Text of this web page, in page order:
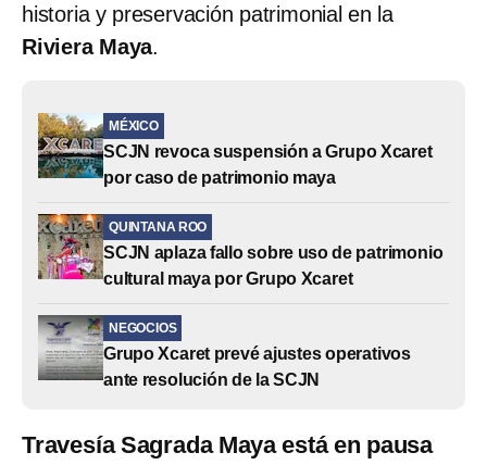
historia y preservación patrimonial en la
Riviera Maya.
MÉXICO
SCJN revoca suspensión a Grupo Xcaret
por caso de patrimonio maya
QUINTANA ROO
SCJN aplaza fallo sobre uso de patrimonio
cultural maya por Grupo Xcaret
NEGOCIOS
Grupo Xcaret prevé ajustes operativos
ante resolución de la SCJN
Travesía Sagrada Maya está en pausa